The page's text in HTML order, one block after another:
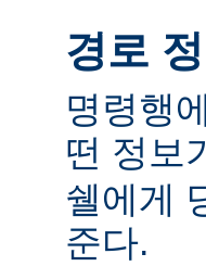
경로
명령행
떤 정보
쉘에게
준다.